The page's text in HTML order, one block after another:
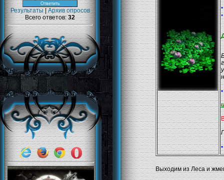
Результаты
Архив опросов
Всего ответов: 32
Выходим из Леса и